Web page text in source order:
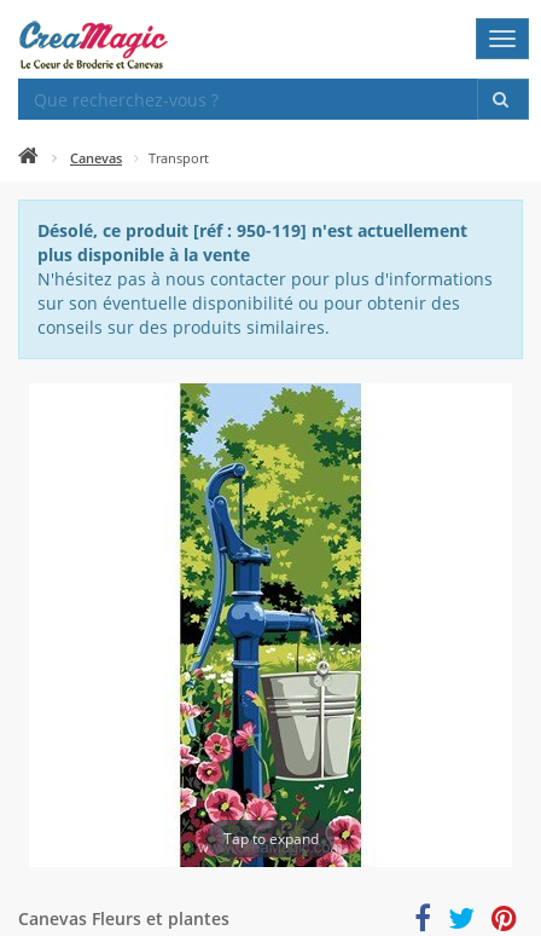
Canevas Transport
Désolé, ce produit [réf : 950-119] n'est actuellement
plus disponible à la vente
N'hésitez pas à nous contacter pour plus d'informations
sur son éventuelle disponibilité ou pour obtenir des
conseils sur des produits similaires.
Tap to expand
Canevas Fleurs et plantes